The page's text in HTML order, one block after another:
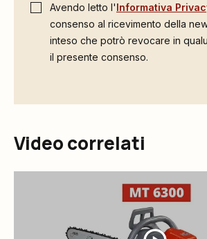
Avendo letto l'Informativa
consenso al ricevimento della
inteso che potrò revocare in
il presente consenso.
Video correlati